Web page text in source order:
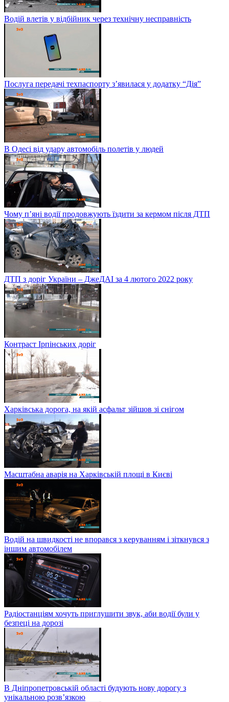
Водій влетів у відбійник через технічну несправність
Послуга передачі техпаспорту з’явилася у додатку “Дія”
В Одесі від удару автомобіль полетів у людей
Чому п’яні водії продовжують їздити за кермом після ДТП
ДТП з доріг України – ДжеДАІ за 4 лютого 2022 року
Контраст Ірпінських доріг
Харківська дорога, на якій асфальт зійшов зі снігом
Масштабна аварія на Харківській площі в Києві
Водій на швидкості не впорався з керуванням і зіткнувся з
іншим автомобілем
Радіостанціям хочуть приглушити звук, аби водії були у
безпеці на дорозі
В Дніпропетровській області будують нову дорогу з
унікальною розв’язкою